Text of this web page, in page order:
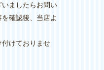
ましたらお問い
確認後、当店よ
付けておりませ